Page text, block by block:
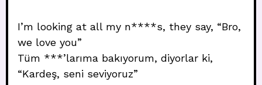
I’m looking at all my n****s, they say, “Bro,
we love you”
Tüm ***’larıma bakıyorum, diyorlar ki,
“Kardeş, seni seviyoruz”